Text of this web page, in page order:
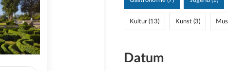
Kultur (13) Kunst (3)
Datum